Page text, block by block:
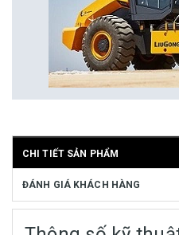
CHI TIẾT SẢN PHẨM
ĐÁNH GIÁ KHÁCH HÀNG